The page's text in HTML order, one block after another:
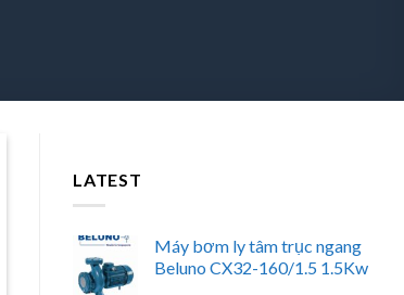
LATEST
Máy bơm ly tâm trục ngang
Beluno CX32-160/1.5 1.5Kw